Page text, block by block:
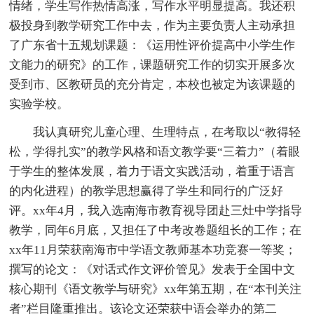
情绪，学生写作热情高涨，写作水平明显提高。我还积
极投身到教学研究工作中去，作为主要负责人主动承担
了广东省十五规划课题：《运用性评价提高中小学生作
文能力的研究》的工作，课题研究工作的切实开展多次
受到市、区教研员的充分肯定，本校也被定为该课题的
实验学校。
我认真研究儿童心理、生理特点，在考取以“教得轻
松，学得扎实”的教学风格和语文教学要“三着力”（着眼
于学生的整体发展，着力于语文实践活动，着重于语言
的内化进程）的教学思想赢得了学生和同行的广泛好
评。xx年4月，我入选南海市教育视导团赴三灶中学指导
教学，同年6月底，又担任了中考改卷题组长的工作；在
xx年11月荣获南海市中学语文教师基本功竞赛一等奖；
撰写的论文：《对话式作文评价管见》发表于全国中文
核心期刊《语文教学与研究》xx年第五期，在“本刊关注
者”栏目隆重推出。该论文还荣获中语会举办的第二